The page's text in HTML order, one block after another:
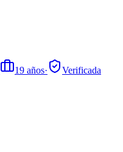
19 años·
Verificada